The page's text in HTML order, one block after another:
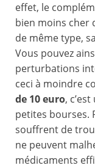
effet, le
bien moins cher
de même type,
Vous pouvez
perturbations
ceci à moindre
de 10 euro,
petites bourses.
souffrent de
ne peuvent
médicaments